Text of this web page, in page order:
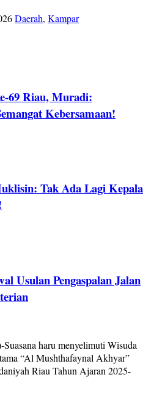
Daerah, Kampar
69 Riau, Muradi:
Kebersamaan!
Tak Ada Lagi Kepala
Usulan Pengaspalan Jalan
haru menyelimuti Wisuda
“Al Mushthafaynal Akhyar”
Riau Tahun Ajaran 2025-